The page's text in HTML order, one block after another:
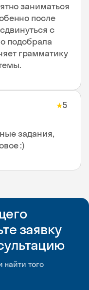
заниматься
после
с
подобрала
грамматику
★5
задания,
:)
заявку
того